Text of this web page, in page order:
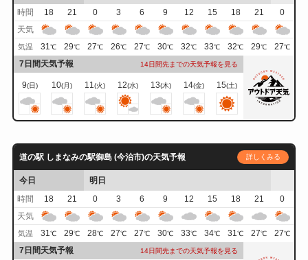
時間
18 21 0 3 6 9 12 15 18 21
0
天気
気温 31℃ 29℃ 27℃ 26℃ 27℃ 30℃ 32℃ 33℃ 32℃ 29℃ 27℃
7日間天気予報 14日間先までの天気予報を見る
9(日) 10(月) 11(火) 12(水) 13(木) 14(金) 15(土)
道の駅 しまなみの駅御島 (今治市)の天気予報 詳しくみる
今日
明日
時間
18 21 0 3 6 9 12 15 18 21
0
天気
気温 31℃ 29℃ 28℃ 27℃ 27℃ 30℃ 33℃ 34℃ 31℃ 27℃ 27℃
7日間天気予報 14日間先までの天気予報を見る